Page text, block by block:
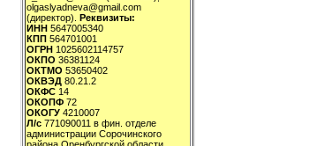
olgaslyadneva@gmail.com
(директор). Реквизиты:
ИНН 5647005340
КПП 564701001
ОГРН 1025602114757
ОКПО 36381124
ОКТМО 53650402
ОКВЭД 80.21.2
ОКФС 14
ОКОПФ 72
ОКОГУ 4210007
Л/с 771090011 в фин. отделе
администрации Сорочинского